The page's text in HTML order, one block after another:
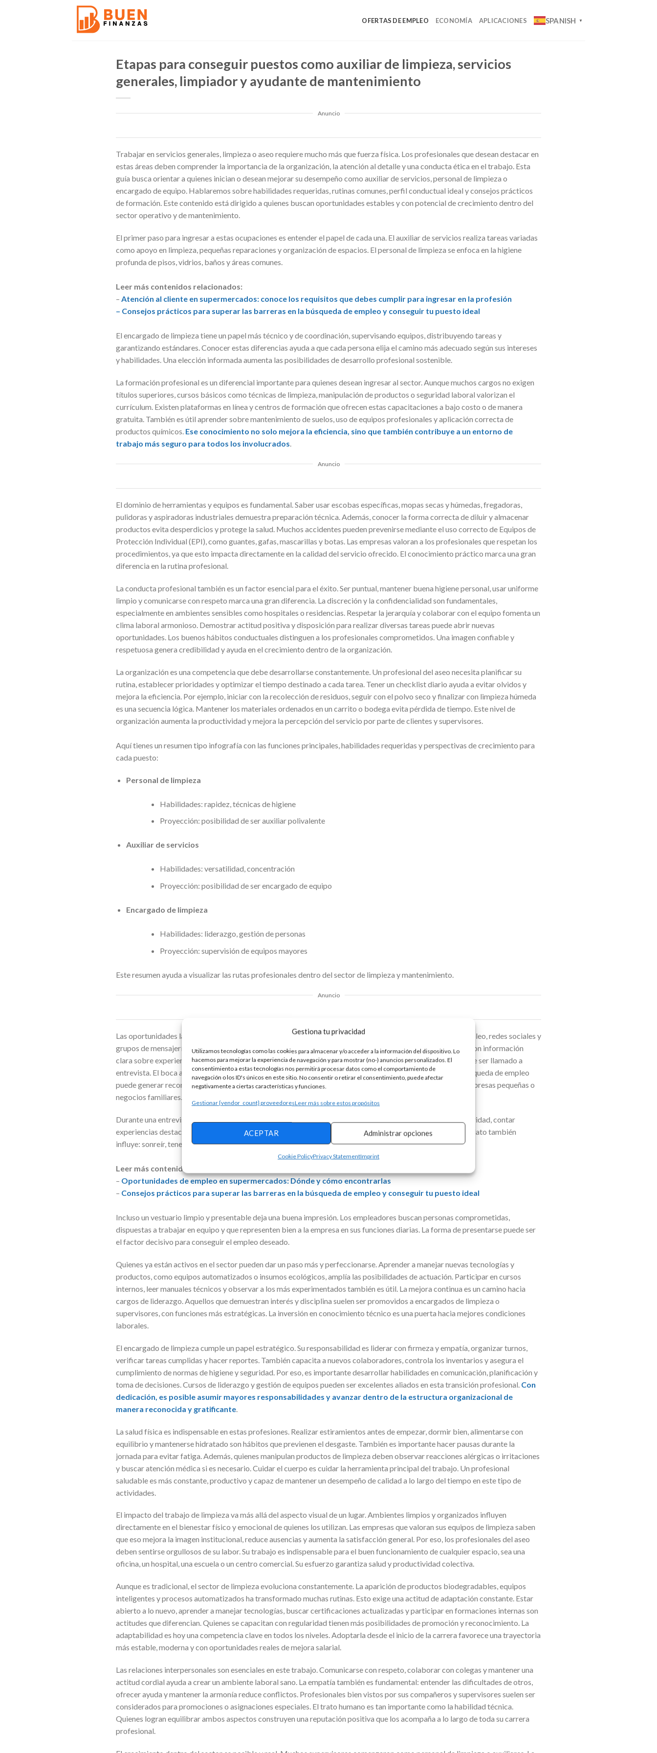
Gestiona tu privacidad
Utilizamos tecnologías como las cookies para almacenar y/o acceder a la información del dispositivo. Lo
hacemos para mejorar la experiencia de navegación y para mostrar (no-) anuncios personalizados. El
consentimiento a estas tecnologías nos permitirá procesar datos como el comportamiento de
navegación o los ID's únicos en este sitio. No consentir o retirar el consentimiento, puede afectar
negativamente a ciertas características y funciones.
Gestionar {vendor_count} proveedoresLeer más sobre estos propósitos
ACEPTAR Administrar opciones
Cookie PolicyPrivacy StatementImprint
OFERTAS DE EMPLEO ECONOMÍA APLICACIONES SPANISH ▼
Etapas para conseguir puestos como auxiliar de limpieza, servicios
generales, limpiador y ayudante de mantenimiento
Anuncio
Trabajar en servicios generales, limpieza o aseo requiere mucho más que fuerza física. Los profesionales que desean destacar en
estas áreas deben comprender la importancia de la organización, la atención al detalle y una conducta ética en el trabajo. Esta
guía busca orientar a quienes inician o desean mejorar su desempeño como auxiliar de servicios, personal de limpieza o
encargado de equipo. Hablaremos sobre habilidades requeridas, rutinas comunes, perfil conductual ideal y consejos prácticos
de formación. Este contenido está dirigido a quienes buscan oportunidades estables y con potencial de crecimiento dentro del
sector operativo y de mantenimiento.
El primer paso para ingresar a estas ocupaciones es entender el papel de cada una. El auxiliar de servicios realiza tareas variadas
como apoyo en limpieza, pequeñas reparaciones y organización de espacios. El personal de limpieza se enfoca en la higiene
profunda de pisos, vidrios, baños y áreas comunes.
Leer más contenidos relacionados:
– Atención al cliente en supermercados: conoce los requisitos que debes cumplir para ingresar en la profesión
– Consejos prácticos para superar las barreras en la búsqueda de empleo y conseguir tu puesto ideal
El encargado de limpieza tiene un papel más técnico y de coordinación, supervisando equipos, distribuyendo tareas y
garantizando estándares. Conocer estas diferencias ayuda a que cada persona elija el camino más adecuado según sus intereses
y habilidades. Una elección informada aumenta las posibilidades de desarrollo profesional sostenible.
La formación profesional es un diferencial importante para quienes desean ingresar al sector. Aunque muchos cargos no exigen
títulos superiores, cursos básicos como técnicas de limpieza, manipulación de productos o seguridad laboral valorizan el
currículum. Existen plataformas en línea y centros de formación que ofrecen estas capacitaciones a bajo costo o de manera
gratuita. También es útil aprender sobre mantenimiento de suelos, uso de equipos profesionales y aplicación correcta de
productos químicos. Ese conocimiento no solo mejora la eficiencia, sino que también contribuye a un entorno de
trabajo más seguro para todos los involucrados
Anuncio
El dominio de herramientas y equipos es fundamental. Saber usar escobas específicas, mopas secas y húmedas, fregadoras,
pulidoras y aspiradoras industriales demuestra preparación técnica. Además, conocer la forma correcta de diluir y almacenar
productos evita desperdicios y protege la salud. Muchos accidentes pueden prevenirse mediante el uso correcto de Equipos de
Protección Individual (EPI), como guantes, gafas, mascarillas y botas. Las empresas valoran a los profesionales que respetan los
procedimientos, ya que esto impacta directamente en la calidad del servicio ofrecido. El conocimiento práctico marca una gran
diferencia en la rutina profesional.
La conducta profesional también es un factor esencial para el éxito. Ser puntual, mantener buena higiene personal, usar uniforme
limpio y comunicarse con respeto marca una gran diferencia. La discreción y la confidencialidad son fundamentales,
especialmente en ambientes sensibles como hospitales o residencias. Respetar la jerarquía y colaborar con el equipo fomenta un
clima laboral armonioso. Demostrar actitud positiva y disposición para realizar diversas tareas puede abrir nuevas
oportunidades. Los buenos hábitos conductuales distinguen a los profesionales comprometidos. Una imagen confiable y
respetuosa genera credibilidad y ayuda en el crecimiento dentro de la organización.
La organización es una competencia que debe desarrollarse constantemente. Un profesional del aseo necesita planificar su
rutina, establecer prioridades y optimizar el tiempo destinado a cada tarea. Tener un checklist diario ayuda a evitar olvidos y
mejora la eficiencia. Por ejemplo, iniciar con la recolección de residuos, seguir con el polvo seco y finalizar con limpieza húmeda
es una secuencia lógica. Mantener los materiales ordenados en un carrito o bodega evita pérdida de tiempo. Este nivel de
organización aumenta la productividad y mejora la percepción del servicio por parte de clientes y supervisores.
Aquí tienes un resumen tipo infografía con las funciones principales, habilidades requeridas y perspectivas de crecimiento para
cada puesto:
Personal de limpieza
Habilidades: rapidez, técnicas de higiene
Proyección: posibilidad de ser auxiliar polivalente
Auxiliar de servicios
Habilidades: versatilidad, concentración
Proyección: posibilidad de ser encargado de equipo
Encargado de limpieza
Habilidades: liderazgo, gestión de personas
Proyección: supervisión de equipos mayores
Este resumen ayuda a visualizar las rutas profesionales dentro del sector de limpieza y mantenimiento.
Anuncio
Las oportunidades laborales pueden encontrarse por diversos medios. Plataformas en línea, agencias de empleo, redes sociales y
grupos de mensajería especializados son eficaces para identificar vacantes. Un currículum bien elaborado, con información
clara sobre experiencias anteriores, cursos realizados y habilidades prácticas, aumenta las probabilidades de ser llamado a
entrevista. El boca a boca también es valioso. Informar a conocidos, vecinos y antiguos colegas sobre la búsqueda de empleo
puede generar recomendaciones y oportunidades que no se publican en sitios oficiales, especialmente en empresas pequeñas o
negocios familiares.
Durante una entrevista, es importante demostrar entusiasmo y conocimiento del cargo. Responder con seguridad, contar
experiencias destacando resultados y mencionar cursos recientes muestra preparación. La actitud del candidato también
influye: sonreír, tener postura recta, hablar con respeto y escuchar con atención reflejan profesionalismo.
Leer más contenidos relacionados:
– Oportunidades de empleo en supermercados: Dónde y cómo encontrarlas
– Consejos prácticos para superar las barreras en la búsqueda de empleo y conseguir tu puesto ideal
Incluso un vestuario limpio y presentable deja una buena impresión. Los empleadores buscan personas comprometidas,
dispuestas a trabajar en equipo y que representen bien a la empresa en sus funciones diarias. La forma de presentarse puede ser
el factor decisivo para conseguir el empleo deseado.
Quienes ya están activos en el sector pueden dar un paso más y perfeccionarse. Aprender a manejar nuevas tecnologías y
productos, como equipos automatizados o insumos ecológicos, amplía las posibilidades de actuación. Participar en cursos
internos, leer manuales técnicos y observar a los más experimentados también es útil. La mejora continua es un camino hacia
cargos de liderazgo. Aquellos que demuestran interés y disciplina suelen ser promovidos a encargados de limpieza o
supervisores, con funciones más estratégicas. La inversión en conocimiento técnico es una puerta hacia mejores condiciones
laborales.
El encargado de limpieza cumple un papel estratégico. Su responsabilidad es liderar con firmeza y empatía, organizar turnos,
verificar tareas cumplidas y hacer reportes. También capacita a nuevos colaboradores, controla los inventarios y asegura el
cumplimiento de normas de higiene y seguridad. Por eso, es importante desarrollar habilidades en comunicación, planificación y
toma de decisiones. Cursos de liderazgo y gestión de equipos pueden ser excelentes aliados en esta transición profesional. Con
dedicación, es posible asumir mayores responsabilidades y avanzar dentro de la estructura organizacional de
manera reconocida y gratificante
La salud física es indispensable en estas profesiones. Realizar estiramientos antes de empezar, dormir bien, alimentarse con
equilibrio y mantenerse hidratado son hábitos que previenen el desgaste. También es importante hacer pausas durante la
jornada para evitar fatiga. Además, quienes manipulan productos de limpieza deben observar reacciones alérgicas o irritaciones
y buscar atención médica si es necesario. Cuidar el cuerpo es cuidar la herramienta principal del trabajo. Un profesional
saludable es más constante, productivo y capaz de mantener un desempeño de calidad a lo largo del tiempo en este tipo de
actividades.
El impacto del trabajo de limpieza va más allá del aspecto visual de un lugar. Ambientes limpios y organizados influyen
directamente en el bienestar físico y emocional de quienes los utilizan. Las empresas que valoran sus equipos de limpieza saben
que eso mejora la imagen institucional, reduce ausencias y aumenta la satisfacción general. Por eso, los profesionales del aseo
deben sentirse orgullosos de su labor. Su trabajo es indispensable para el buen funcionamiento de cualquier espacio, sea una
oficina, un hospital, una escuela o un centro comercial. Su esfuerzo garantiza salud y productividad colectiva.
Aunque es tradicional, el sector de limpieza evoluciona constantemente. La aparición de productos biodegradables, equipos
inteligentes y procesos automatizados ha transformado muchas rutinas. Esto exige una actitud de adaptación constante. Estar
abierto a lo nuevo, aprender a manejar tecnologías, buscar certificaciones actualizadas y participar en formaciones internas son
actitudes que diferencian. Quienes se capacitan con regularidad tienen más posibilidades de promoción y reconocimiento. La
adaptabilidad es hoy una competencia clave en todos los niveles. Adoptarla desde el inicio de la carrera favorece una trayectoria
más estable, moderna y con oportunidades reales de mejora salarial.
Las relaciones interpersonales son esenciales en este trabajo. Comunicarse con respeto, colaborar con colegas y mantener una
actitud cordial ayuda a crear un ambiente laboral sano. La empatía también es fundamental: entender las dificultades de otros,
ofrecer ayuda y mantener la armonía reduce conflictos. Profesionales bien vistos por sus compañeros y supervisores suelen ser
considerados para promociones o asignaciones especiales. El trato humano es tan importante como la habilidad técnica.
Quienes logran equilibrar ambos aspectos construyen una reputación positiva que los acompaña a lo largo de toda su carrera
profesional.